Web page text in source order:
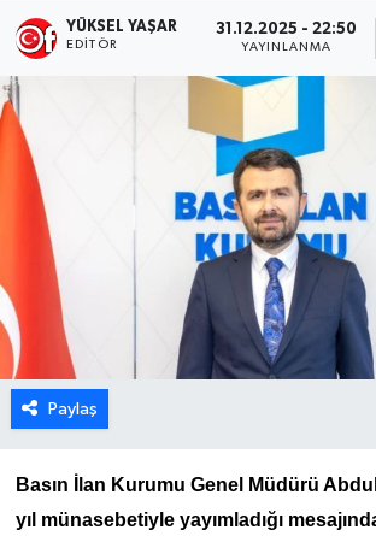
YÜKSEL YAŞAR
EDITÖR
31.12.2025 - 22:50
YAYINLANMA
Paylaş
Basın İlan Kurumu Genel Müdürü
yıl münasebetiyle yayımladığı